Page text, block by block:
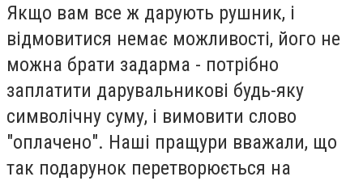
Якщо вам все ж дарують рушник, і
відмовитися немає можливості, його не
можна брати задарма - потрібно
заплатити дарувальникові будь-яку
символічну суму, і вимовити слово
"оплачено". Наші пращури вважали, що
так подарунок перетворюється на